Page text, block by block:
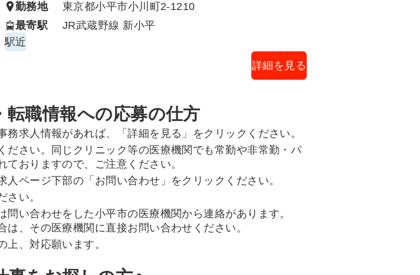
・簡単な診療補助（予防接種の介助など）
・カルテ代行業務
・院内清掃 など
勤務地
東京都小平市小川町2-1210
最寄駅
JR武蔵野線 新小平
駅近
詳細を見る
職情報への応募の仕方
求人情報があれば、「詳細を見る」をクリックください。
ださい。同じクリニック等の医療機関でも常勤や非常勤・パ
おりますので、ご注意ください。
ページ下部の「お問い合わせ」をクリックください。
さい。
い合わせをした小平市の医療機関から連絡があります。
、その医療機関に直接お問い合わせください。
上、対応願います。